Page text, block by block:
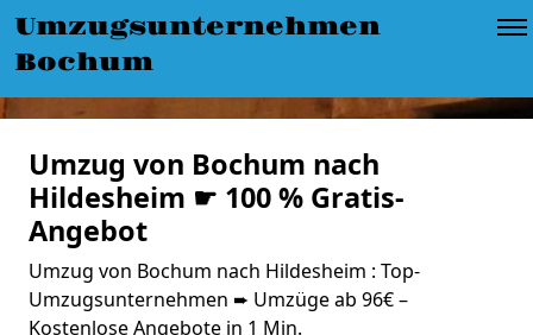
Umzugsunternehmen
Bochum
Umzug von Bochum nach
Hildesheim ☛ 100 % Gratis-
Angebot
Umzug von Bochum nach Hildesheim : Top-
Umzugsunternehmen ➨ Umzüge ab 96€ –
Kostenlose Angebote in 1 Min.